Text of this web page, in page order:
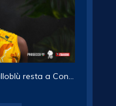
Merit Adigwe, la stellina gialloblù resta a Conegliano